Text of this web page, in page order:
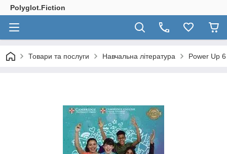
Polyglot.Fiction
Товари та послуги Навчальна література Power Up